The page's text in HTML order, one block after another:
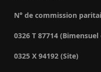
N° de commission
0326 T 87714
0325 X 94192 (Site)